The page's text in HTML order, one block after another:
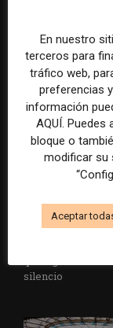
IA en
y negocios
Los medios
pero no siempre
cómo activar a
silencio
En nuestro
terceros para
tráfico web,
preferencias
información
AQUÍ.
bloque o
modificar su
Aceptar